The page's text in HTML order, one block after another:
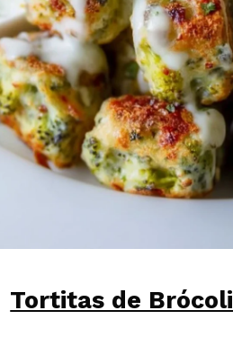
Tortitas de Brócoli